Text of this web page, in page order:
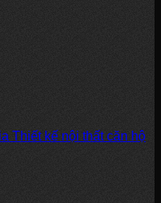
Thiết kế nội thất căn hộ